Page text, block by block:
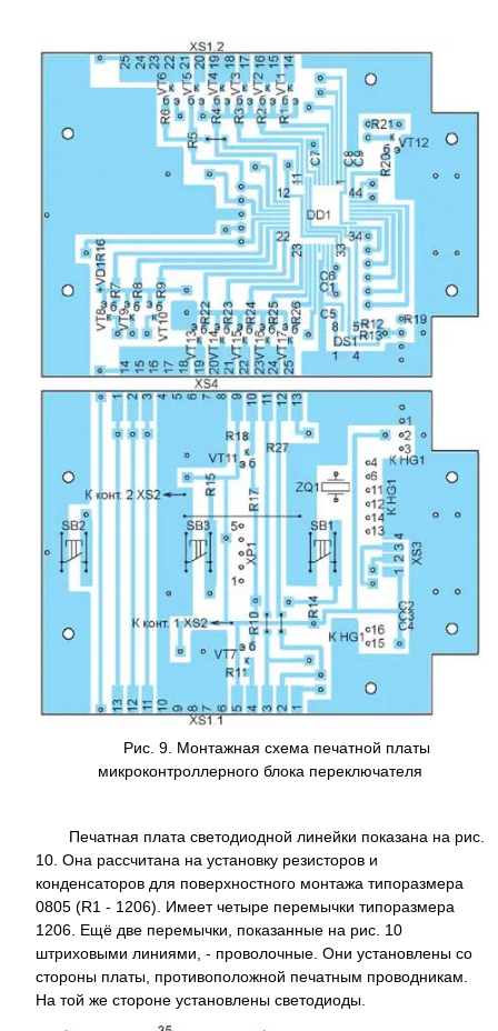
Рис. 9. Монтажная схема печатной платы
микроконтроллерного блока переключателя
Печатная плата светодиодной линейки показана на рис.
10. Она рассчитана на установку резисторов и
конденсаторов для поверхностного монтажа типоразмера
0805 (R1 - 1206). Имеет четыре перемычки типоразмера
1206. Ещё две перемычки, показанные на рис. 10
штриховыми линиями, - проволочные. Они установлены со
стороны платы, противоположной печатным проводникам.
На той же стороне установлены светодиоды.